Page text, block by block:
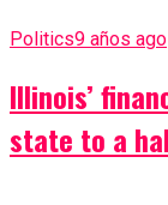
Politics9 años ago
Illinois’
state to a